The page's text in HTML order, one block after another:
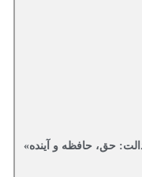
حق، حافظه و آینده»